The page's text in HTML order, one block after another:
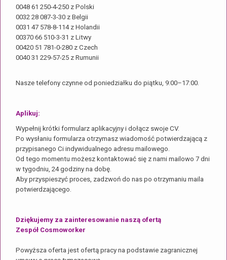
0048 61 250-4-250 z Polski
0032 28 087-3-30 z Belgii
0031 47 578-8-114 z Holandii
00370 66 510-3-31 z Litwy
00420 51 781-0-280 z Czech
0040 31 229-57-25 z Rumunii
Nasze telefony czynne od poniedziałku do piątku, 9:00–17:00.
Aplikuj:
Wypełnij krótki formularz aplikacyjny i dołącz swoje CV.
Po wysłaniu formularza otrzymasz wiadomość potwierdzającą z
przypisanego Ci indywidualnego adresu mailowego.
Od tego momentu możesz kontaktować się z nami mailowo 7 dni
w tygodniu, 24 godziny na dobę.
Aby przyspieszyć proces, zadzwoń do nas po otrzymaniu maila
potwierdzającego.
Dziękujemy za zainteresowanie naszą ofertą
Zespół Cosmoworker
Powyższa oferta jest ofertą pracy na podstawie zagranicznej